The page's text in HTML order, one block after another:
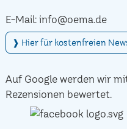
E-Mail: info@oema.de
❱ Hier für kostenfreien
Auf Google werden wir
Rezensionen bewertet.